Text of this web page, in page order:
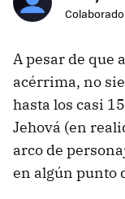
A pesar de que
acérrima, no
hasta los casi
Jehová (en
arco de
en algún punto